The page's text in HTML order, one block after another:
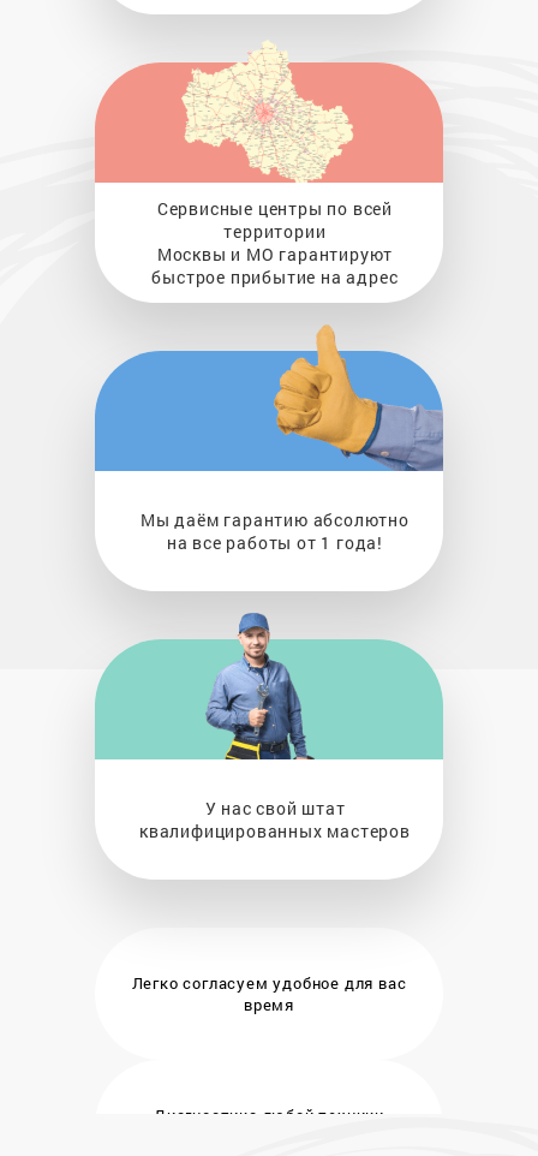
Сервисные центры по всей
территории
Москвы и МО гарантируют
быстрое прибытие на адрес
Мы даём гарантию абсолютно
на все работы от 1 года!
У нас свой штат
квалифицированных мастеров
Легко согласуем удобное для вас
время
Диагностика любой техники